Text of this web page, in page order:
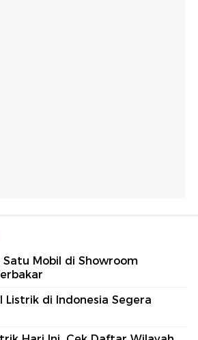
Mobil di Showroom
Listrik di Indonesia Segera